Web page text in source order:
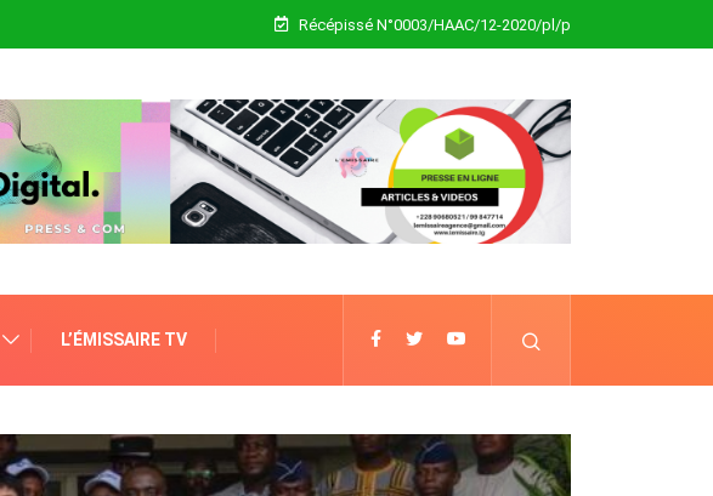
Récépissé N°0003/HAAC/12-2020/pl/p
L’ÉMISSAIRE TV